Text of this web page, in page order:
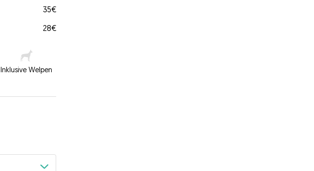
35€
28€
Inklusive Welpen